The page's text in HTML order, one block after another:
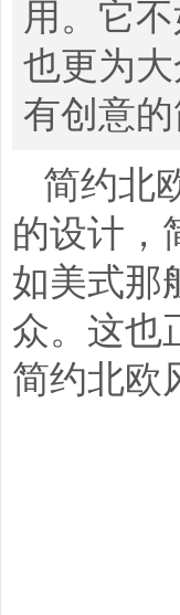
用。它
也更为
有创意
简约北
的设计，
如美式那
众。这也
简约北欧